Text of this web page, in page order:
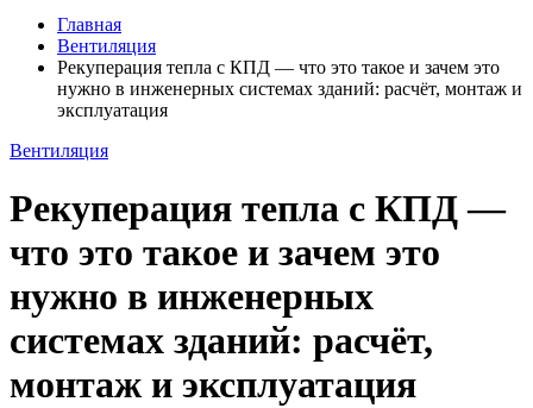
Главная
Вентиляция
Рекуперация тепла с КПД — что это такое и зачем это
нужно в инженерных системах зданий: расчёт, монтаж и
эксплуатация
Вентиляция
Рекуперация тепла с КПД —
что это такое и зачем это
нужно в инженерных
системах зданий: расчёт,
монтаж и эксплуатация